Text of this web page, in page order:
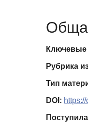
Ключевые
Рубрика
Тип
DOI: